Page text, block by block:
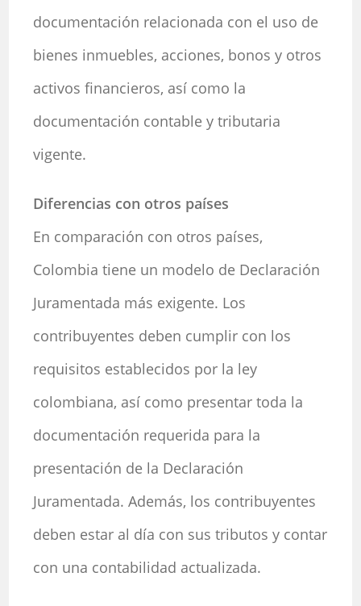
documentación relacionada con el uso de
bienes inmuebles, acciones, bonos y otros
activos financieros, así como la
documentación contable y tributaria
vigente.
Diferencias con otros países
En comparación con otros países,
Colombia tiene un modelo de Declaración
Juramentada más exigente. Los
contribuyentes deben cumplir con los
requisitos establecidos por la ley
colombiana, así como presentar toda la
documentación requerida para la
presentación de la Declaración
Juramentada. Además, los contribuyentes
deben estar al día con sus tributos y contar
con una contabilidad actualizada.